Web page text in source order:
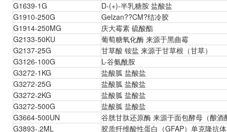
G1639-1G
D-(+)-半乳糖胺 盐酸盐
G1910-250G
Gelzan??CM?结冷胶
G1914-250MG
庆大霉素 硫酸酯
G2133-50KU
葡萄糖氧化酶 来源于黑曲霉
G2137-25G
甘草酸 铵盐 来源于甘草根（甘草）
G3126-100G
L-谷氨酰胺
G3272-1KG
盐酸胍 盐酸盐
G3272-25G
盐酸胍 盐酸盐
G3272-2KG
盐酸胍 盐酸盐
G3272-500G
盐酸胍 盐酸盐
G3664-500UN
谷胱甘肽还原酶 来源于面包酵母（酿酒
G3893-.2ML
胶质纤维酸性蛋白（GFAP）单克隆抗